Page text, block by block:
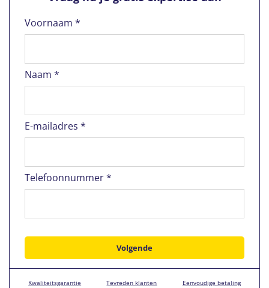
Voornaam *
Naam *
E-mailadres *
Telefoonnummer *
Kwaliteitsgarantie Tevreden klanten Eenvoudige betaling